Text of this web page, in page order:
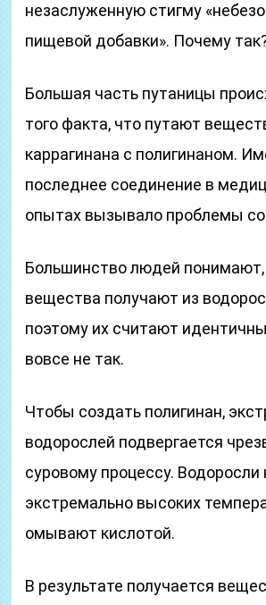
незаслуженную стигму
пищевой добавки». Почему
Большая часть путаницы
того факта, что путают
каррагинана с полигинаном.
последнее соединение в
опытах вызывало проблемы
Большинство людей понимают,
вещества получают из
поэтому их считают
вовсе не так.
Чтобы создать полигинан,
водорослей подвергается
суровому процессу.
экстремально высоких
омывают кислотой.
В результате получается